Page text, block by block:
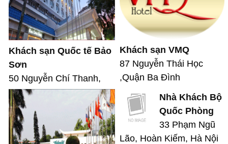
Khách sạn Quốc tế Bảo
Sơn
50 Nguyễn Chí Thanh,
Khách sạn VMQ
87 Nguyễn Thái Học
,Quận Ba Đình
Nhà Khách Bộ
Quốc Phòng
33 Phạm Ngũ
Lão, Hoàn Kiếm, Hà Nội